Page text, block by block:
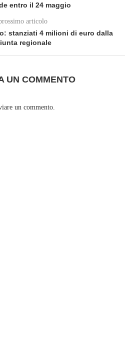
entro il 24 maggio
articolo
stanziati 4 milioni di euro dalla
regionale
UN COMMENTO
un commento.